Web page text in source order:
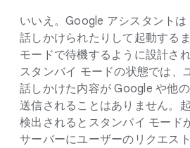
いいえ。​Google アシスタントは​
話しかけられたりして​起動する
モードで​待機するように​設計され
スタンバイ モードの​状態では、​
話しかけた​内容が Google や​他
送信される​ことは​ありません。​
検出されると​スタンバイ モード
サーバーに​ユーザーの​リクエス